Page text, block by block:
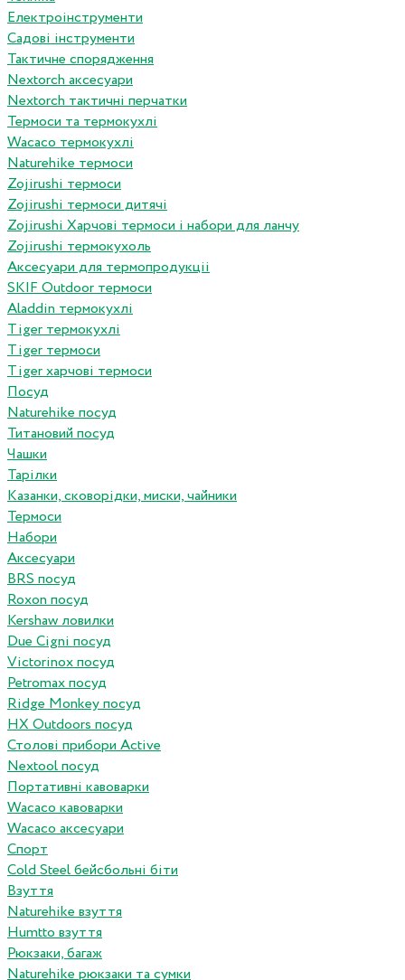
Електроінструменти
Садові інструменти
Тактичне спорядження
Nextorch аксесуари
Nextorch тактичні перчатки
Термоси та термокухлі
Wacaco термокухлі
Naturehike термоси
Zojirushi термоси
Zojirushi термоси дитячі
Zojirushi Харчові термоси і набори для ланчу
Zojirushi термокухоль
Аксесуари для термопродукціі
SKIF Outdoor термоси
Aladdin термокухлі
Tiger термокухлі
Tiger термоси
Tiger харчові термоси
Посуд
Naturehike посуд
Титановий посуд
Чашки
Тарілки
Казанки, сковорідки, миски, чайники
Термоси
Набори
Аксесуари
BRS посуд
Roxon посуд
Kershaw ловилки
Due Cigni посуд
Victorinox посуд
Petromax посуд
Ridge Monkey посуд
HX Outdoors посуд
Столові прибори Active
Nextool посуд
Портативні кавоварки
Wacaco кавоварки
Wacaco аксесуари
Спорт
Cold Steel бейсбольні біти
Взуття
Naturehike взуття
Humtto взуття
Рюкзаки, багаж
Naturehike рюкзаки та сумки